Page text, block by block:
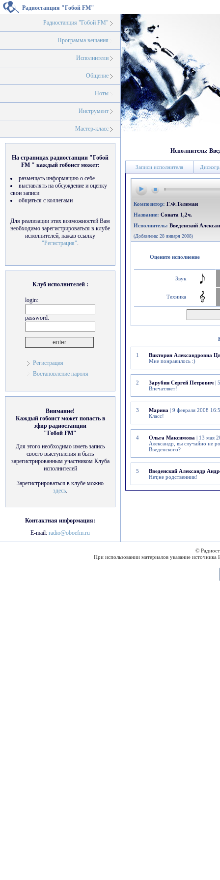
Радиостанция "Гобой FM"
Радиостанция "Гобой FM"
Программа вещания
Исполнители
Общение
Ноты
Инструмент
Мастер-класс
На страницах радиостанции "Гобой
FM " каждый гобоист может:
размещать информацию о себе
выставлять на обсуждение и оценку
свои записи
общаться с коллегами
Для реализации этих возможностей Вам
необходимо зарегистрироваться в клубе
исполнителей, нажав ссылку
"Регистрация".
Клуб исполнителей :
login:
password:
Регистрация
Востановление пароля
Внимание!
Каждый гобоист может попасть в
эфир радиостанции
"Гобой FM"
Для этого необходимо иметь запись
своего выступления и быть
зарегистрированным участником Клуба
исполнителей
Зарегистрироваться в клубе можно
здесь.
Контактная информация:
E-mail: radio@oboefm.ru
Исполнитель:
Записи исполнителя
Композитор: Г.Ф.Телеман
Название: Соната 1,2ч.
Исполнитель: Введенский
(Добавлена: 28 января 2008)
Оцените исполнение
Звук
Техника
1
Виктория Александровна
Мне понравилось :)
2 Зарубин Сергей Петрович |
Впечатляет!
3 Марина | 9 февраля 2008
Класс!
4 Ольга Максимова | 13 мая
Александр, вы случайно не
Введенского?
5
Введенский Александр
Нет,не родственник!
©
При использовании материалов указание